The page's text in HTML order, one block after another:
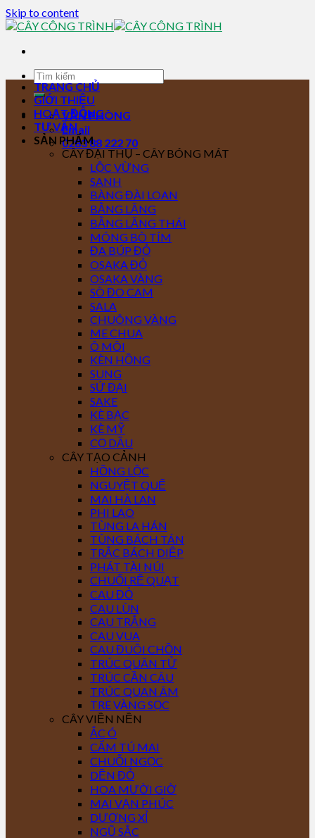
Skip to content
VĂN PHÒNG
Email
0283 88 222 70
TRANG CHỦ
GIỚI THIỆU
HOẠT ĐỘNG
TƯ VẤN
SẢN PHẨM
CÂY ĐẠI THỤ – CÂY BÓNG MÁT
LỘC VỪNG
SANH
BÀNG ĐÀI LOAN
BẰNG LĂNG
BẰNG LĂNG THÁI
MÓNG BÒ TÍM
ĐA BÚP ĐỎ
OSAKA ĐỎ
OSAKA VÀNG
SÒ ĐO CAM
SALA
CHUÔNG VÀNG
ME CHUA
Ô MÔI
KÈN HỒNG
SUNG
SỨ ĐẠI
SAKE
KÈ BẠC
KÈ MỸ
CỌ DẦU
CÂY TẠO CẢNH
HỒNG LỘC
NGUYỆT QUẾ
MAI HÀ LAN
PHI LAO
TÙNG LA HÁN
TÙNG BÁCH TÁN
TRẮC BÁCH DIỆP
PHÁT TÀI NÚI
CHUỐI RẼ QUẠT
CAU ĐỎ
CAU LÙN
CAU TRẮNG
CAU VUA
CAU ĐUÔI CHỒN
TRÚC QUÂN TỬ
TRÚC CẦN CÂU
TRÚC QUAN ÂM
TRE VÀNG SỌC
CÂY VIỀN NỀN
ẮC Ó
CẨM TÚ MAI
CHUỖI NGỌC
DỀN ĐỎ
HOA MƯỜI GIỜ
MAI VẠN PHÚC
DƯƠNG XỈ
NGŨ SẮC